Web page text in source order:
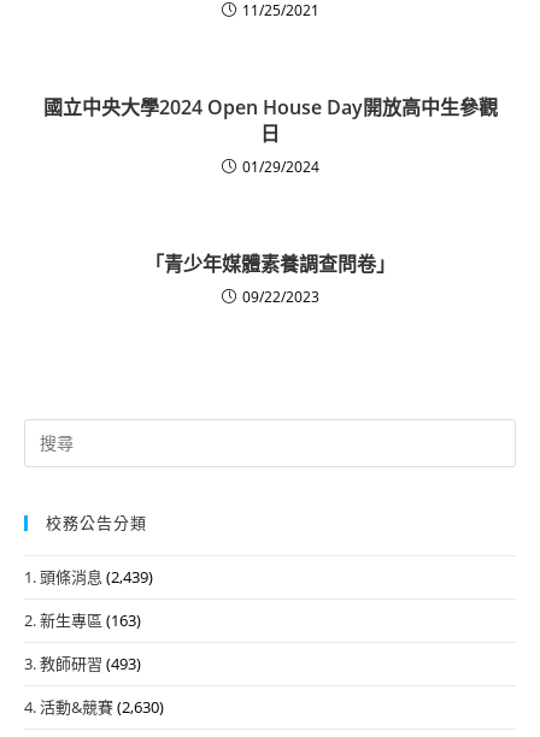
11/25/2021
國立中央大學2024 Open House Day開放高中生參觀
日
01/29/2024
「青少年媒體素養調查問卷」
09/22/2023
Search
for:
校務公告分類
1. 頭條消息 (2,439)
2. 新生專區 (163)
3. 教師研習 (493)
4. 活動&競賽(2,630)